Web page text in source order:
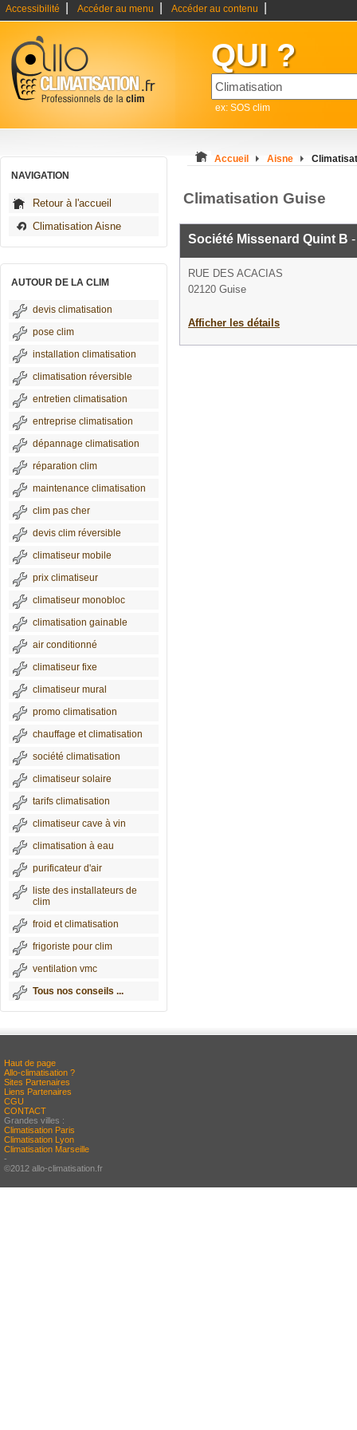
Accessibilité Accéder au menu Accéder au contenu
QUI ?
ex: SOS clim
NAVIGATION
Retour à l'accueil
Climatisation Aisne
AUTOUR DE LA CLIM
devis climatisation
pose clim
installation climatisation
climatisation réversible
entretien climatisation
entreprise climatisation
dépannage climatisation
réparation clim
maintenance climatisation
clim pas cher
devis clim réversible
climatiseur mobile
prix climatiseur
climatiseur monobloc
climatisation gainable
air conditionné
climatiseur fixe
climatiseur mural
promo climatisation
chauffage et climatisation
société climatisation
climatiseur solaire
tarifs climatisation
climatiseur cave à vin
climatisation à eau
purificateur d'air
liste des installateurs de
clim
froid et climatisation
frigoriste pour clim
ventilation vmc
Tous nos conseils ...
Accueil Aisne
Climatisation Guise
Société Missenard Quint B
RUE DES ACACIAS
02120 Guise
Afficher les détails
Haut de page
Allo-climatisation ?
Sites Partenaires
Liens Partenaires
CGU
CONTACT
Grandes villes :
Climatisation Paris
Climatisation Lyon
Climatisation Marseille
-
©2012 allo-climatisation.fr